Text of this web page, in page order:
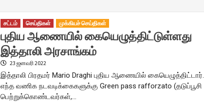
சட்டம் செய்திகள் முக்கியச் செய்திகள்
புதிய ஆணையில் கையெழுத்திட்டுள்ளது
இத்தாலி அரசாங்கம்
23 ஜனவரி 2022
இத்தாலி பிரதமர் Mario Draghi புதிய ஆணையில் கையெழுத்திட்டார்.
எந்த வணிக நடவடிக்கைகளுக்கு Green pass rafforzato (தடுப்பூசி
பெற்றுக்கொண்டவர்கள்,…